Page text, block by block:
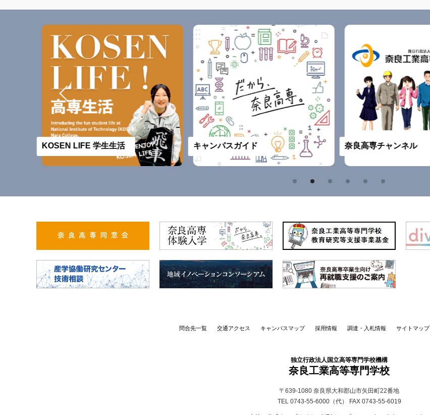
KOSEN LIFE 学生生活 キャンパスガイド 奈良高専チャンネル
問合先一覧 交通アクセス キャンパスマップ 採用情報 調達・入札情報 サイトマップ
独立行政法人国立高等専門学校機構
奈良工業高等専門学校
〒639-1080 奈良県大和郡山市矢田町22番地
TEL 0743-55-6000（代）
FAX 0743-55-6019